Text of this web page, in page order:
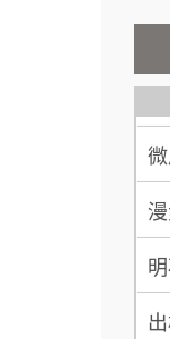
加
加
(